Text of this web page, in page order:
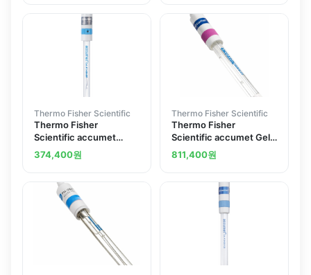
Electrodes w BNC and
Mini-phone ATC
connectors
Free
Thermo Fisher Scientific
Thermo Fisher
Scientific accumet
Liquid-Filled Polymer
Body Combination
374,400원
Thermo Fisher Scientific
Thermo Fisher
Scientific accumet Gel-
Filled Polymer Body pH
ATC Double-Junction
Mercury-Free
811,400원